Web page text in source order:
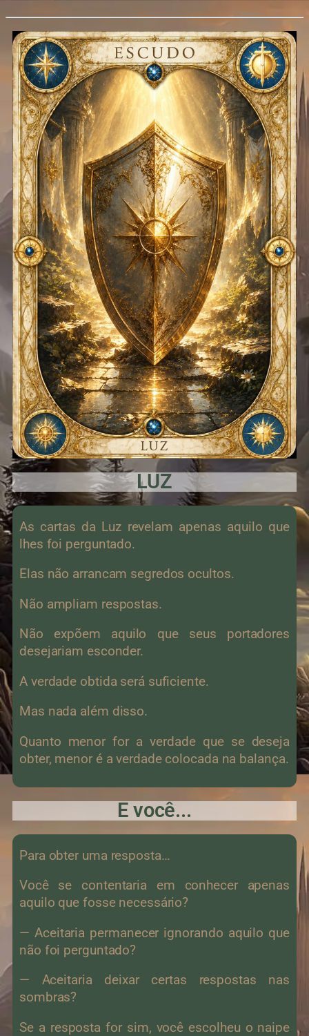
LUZ
As cartas da Luz revelam apenas aquilo que
lhes foi perguntado.
Elas não arrancam segredos ocultos.
Não ampliam respostas.
Não expõem aquilo que seus portadores
desejariam esconder.
A verdade obtida será suficiente.
Mas nada além disso.
Quanto menor for a verdade que se deseja
obter, menor é a verdade colocada na balança.
E você...
Para obter uma resposta…
Você se contentaria em conhecer apenas
aquilo que fosse necessário?
— Aceitaria permanecer ignorando aquilo que
não foi perguntado?
— Aceitaria deixar certas respostas nas
sombras?
Se a resposta for sim, você escolheu o naipe